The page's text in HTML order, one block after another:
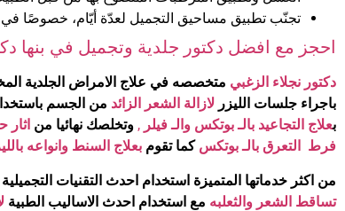
تجنّب تطبيق مساحيق التجميل لعدّة أيّام، خصوصًا
احجز مع افضل دكتور جلدية وتجميل في بنها
دكتور نجلاء الزغبي متخصصه في علاج الامراض الجلدية
باجراء جلسات الليزر لازالة الشعر الزائد من الجسم
بعلاج التجاعيد بالـ بوتكس والـ فيلر , وتخلصك نهائيا من
فرط التعرق بالـ بوتكس كما تقوم بعلاج السنط وانواعه
من اكثر خدماتها المتميزة استخدام احدث التقنيات
تساقط الشعر والثعلبه مع استخدام احدث الاساليب الطبية